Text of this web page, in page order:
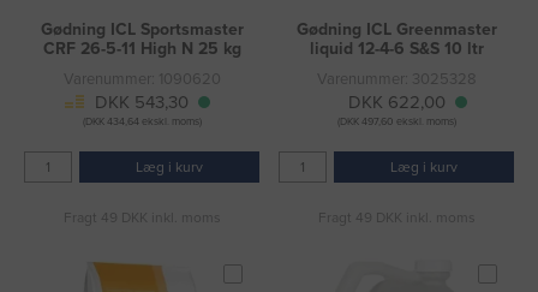
Gødning ICL Sportsmaster
CRF 26-5-11 High N 25 kg
Varenummer: 1090620
DKK 543,30
(DKK 434,64 ekskl. moms)
Læg i kurv
Fragt 49 DKK inkl. moms
Gødning ICL Greenmaster
liquid 12-4-6 S&S 10 ltr
Varenummer: 3025328
DKK 622,00
(DKK 497,60 ekskl. moms)
Læg i kurv
Fragt 49 DKK inkl. moms